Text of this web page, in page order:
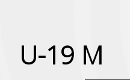
U-19 M